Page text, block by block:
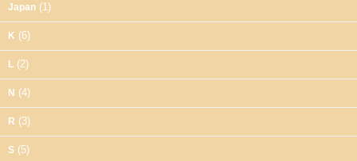
Japan (1)
K (6)
L (2)
N (4)
R (3)
S (5)